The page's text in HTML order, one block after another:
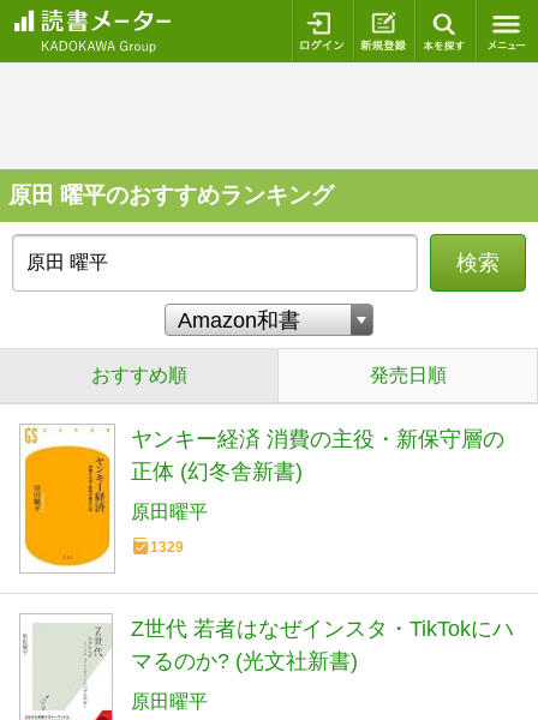
ログイン 新規登録
原田 曜平のおすすめランキング
検索
おすすめ順 発売日順
ヤンキー経済 消費の主役・新保守層の
正体 (幻冬舎新書)
原田曜平
1329
Z世代 若者はなぜインスタ・TikTokにハ
マるのか? (光文社新書)
原田曜平